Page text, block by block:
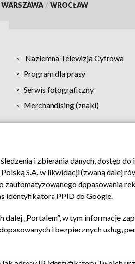
WARSZAWA / WROCŁAW
Naziemna Telewizja Cyfrowa
Program dla prasy
Serwis fotograficzny
Merchandising (znaki)
Biuro reklamy Kontakt
i zbierania danych, dostęp
S.A. w likwidacji (zwaną dalej
zautomatyzowanego dopasowania
identyfikatora PPID do Google.
dalej „Portalem”, w tym informacje
i bezpiecznych usług,